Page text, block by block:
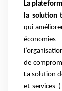
La
la solution
qui
de
La solution
et services